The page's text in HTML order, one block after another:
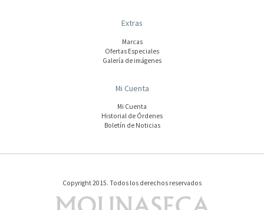
Extras
Marcas
Ofertas Especiales
Galería de imágenes
Mi Cuenta
Mi Cuenta
Historial de Órdenes
Boletín de Noticias
Copyright 2015. Todos los derechos reservados